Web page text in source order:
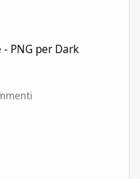
PNG per Dark